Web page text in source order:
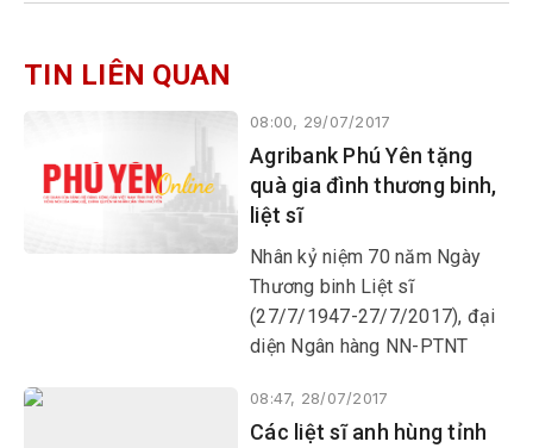
TIN LIÊN QUAN
08:00, 29/07/2017
Agribank Phú Yên tặng
quà gia đình thương binh,
liệt sĩ
Nhân kỷ niệm 70 năm Ngày
Thương binh Liệt sĩ
(27/7/1947-27/7/2017), đại
diện Ngân hàng NN-PTNT
vừa đến thăm hỏi, tặng quà 49
gia đình thương binh, liệt sĩ ở
08:47, 28/07/2017
Các liệt sĩ anh hùng tỉnh